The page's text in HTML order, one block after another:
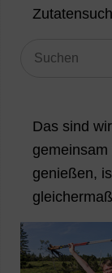
Das sind
genießen,